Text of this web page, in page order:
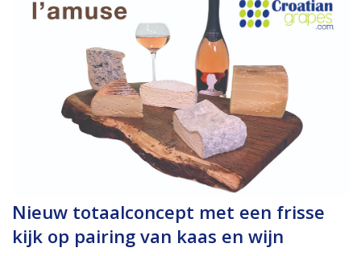
Nieuw totaalconcept met een frisse
kijk op pairing van kaas en wijn